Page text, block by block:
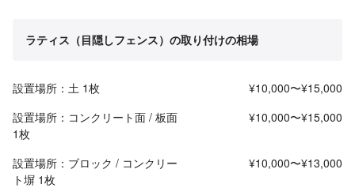
ラティス（目隠しフェンス）の取り付けの相場
設置場所：土 1枚
¥10,000〜¥15,000
設置場所：コンクリート面 / 板面
1枚
¥10,000〜¥15,000
設置場所：ブロック / コンクリー
ト塀 1枚
¥10,000〜¥13,000